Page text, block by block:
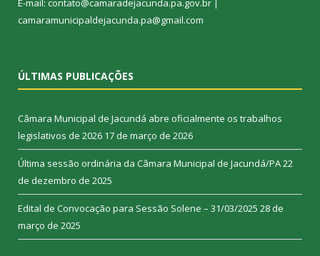
E-mail: contato@camaradejacunda.pa.gov.br |
camaramunicipaldejacunda.pa@gmail.com
ÚLTIMAS PUBLICAÇÕES
Câmara Municipal de Jacundá abre oficialmente os trabalhos
legislativos de 2026 17 de março de 2026
Última sessão ordinária da Câmara Municipal de Jacundá/PA22
de dezembro de 2025
Edital de Convocação para Sessão Solene – 31/03/2025 28 de
março de 2025